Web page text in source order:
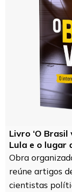
Livro ‘O
Lula e o lugar
Obra
reúne artigos
cientistas